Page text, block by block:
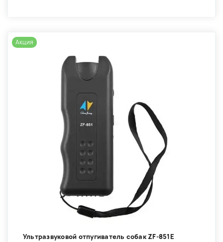
Акция
Ультразвуковой отпугиватель собак ZF-851E